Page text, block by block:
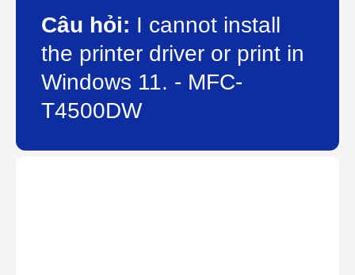
Câu hỏi: I cannot install
the printer driver or print in
Windows 11. - MFC-
T4500DW